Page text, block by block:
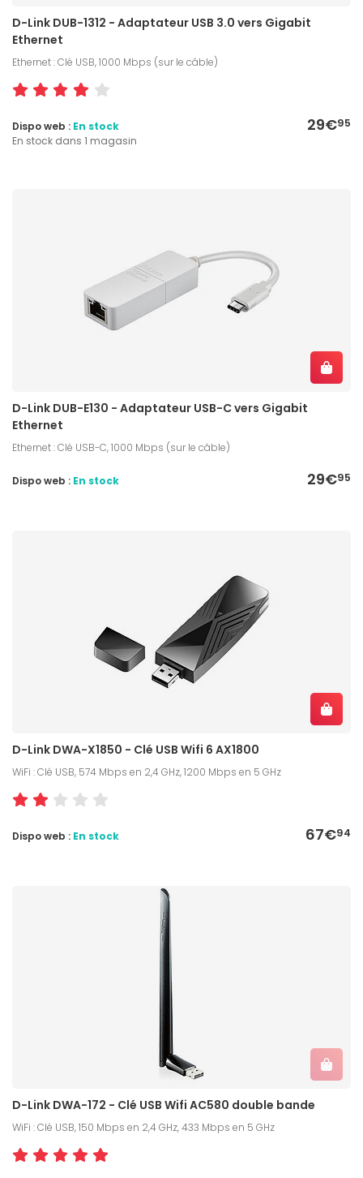
D-Link DUB-1312 - Adaptateur USB 3.0 vers Gigabit
Ethernet
Ethernet : Clé USB, 1000 Mbps (sur le câble)
29€95
Dispo web : En stock
En stock dans 1 magasin
D-Link DUB-E130 - Adaptateur USB-C vers Gigabit
Ethernet
Ethernet : Clé USB-C, 1000 Mbps (sur le câble)
29€95
Dispo web : En stock
D-Link DWA-X1850 - Clé USB Wifi 6 AX1800
WiFi : Clé USB, 574 Mbps en 2,4 GHz, 1200 Mbps en 5 GHz
67€94
Dispo web : En stock
D-Link DWA-172 - Clé USB Wifi AC580 double bande
WiFi : Clé USB, 150 Mbps en 2,4 GHz, 433 Mbps en 5 GHz